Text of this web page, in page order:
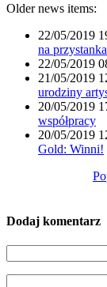
Older news items:
22/05/2019
na
22/05/2019
21/05/2019
urodziny
20/05/2019
współpracy
20/05/2019
Gold: Winni!
Dodaj komentarz